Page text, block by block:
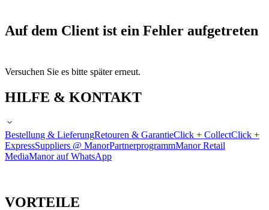
Auf dem Client ist ein Fehler aufgetreten
Versuchen Sie es bitte später erneut.
HILFE & KONTAKT
Bestellung & LieferungRetouren & GarantieClick + CollectClick +
ExpressSuppliers @ ManorPartnerprogrammManor Retail
MediaManor auf WhatsApp
VORTEILE